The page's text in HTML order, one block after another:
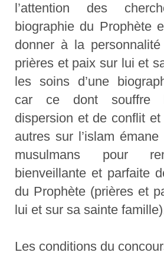
l’attention des
biographie du Prophète
donner à la
prières et paix sur lui et
les soins d’une
car ce dont souffre
dispersion et de conflit
autres sur l’islam émane
musulmans pour
bienveillante et parfaite
du Prophète (prières et
lui et sur sa sainte
Les conditions du